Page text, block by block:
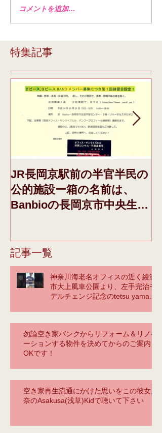
コメントを追加…
特集記事
JR長岡京駅前の半官半民の
公的施設ー箱の名前は、
Banbioの長岡京市中央生涯
の初めから、下記、告知チ
ラシと弊社パンフを設置し
ていただいているので、そ
記事一覧
神奈川海老名オフィスの近く綾瀬
市大上風車公園より、左手完治モ
デルチェンジ記念のtetsu yamaに
勿論空き家バンクからリフォーム＆リノベ
ーションする物件を決めてからのご案内も
OKです！
空き家再生流通にかけた思いをこの彼女麗
奈のAsakusa(浅草)Kidで聴いて下さい